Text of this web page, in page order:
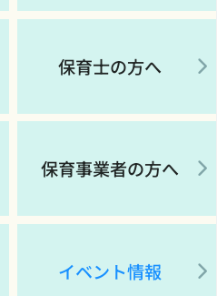
保育士の方へ
保育事業者の方へ
イベント情報